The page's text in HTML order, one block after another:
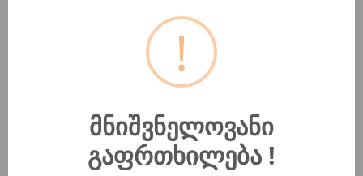
გამოიყენება მამაკაცებში სექსუალური
დისფუნქციის სამკურნალოდ;
ზრდის სექსუალურ ლტოლვას როგორც
ამცირებს პროსტატის კიბოს, ანთებითი
პროცესის განვითარების რისკს;
აბალანსებს ტესტოსტერონის წარმოებას
!
მნიშვნელოვანი
გაფრთხილება !